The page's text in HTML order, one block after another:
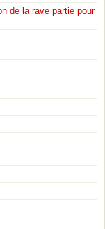
de la rave partie pour